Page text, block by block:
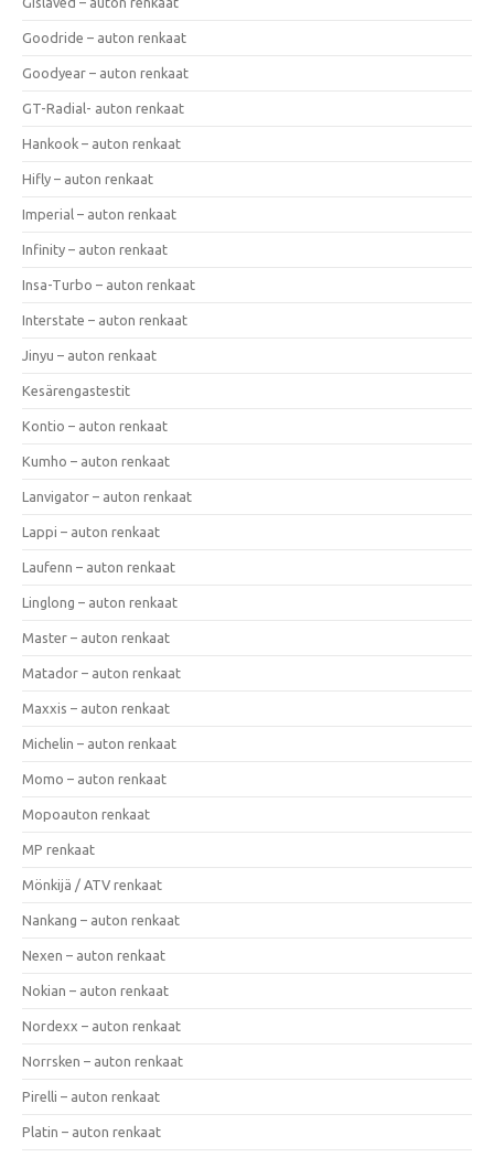
Goodride – auton renkaat
Goodyear – auton renkaat
GT-Radial- auton renkaat
Hankook – auton renkaat
Hifly – auton renkaat
Imperial – auton renkaat
Infinity – auton renkaat
Insa-Turbo – auton renkaat
Interstate – auton renkaat
Jinyu – auton renkaat
Kesärengastestit
Kontio – auton renkaat
Kumho – auton renkaat
Lanvigator – auton renkaat
Lappi – auton renkaat
Laufenn – auton renkaat
Linglong – auton renkaat
Master – auton renkaat
Matador – auton renkaat
Maxxis – auton renkaat
Michelin – auton renkaat
Momo – auton renkaat
Mopoauton renkaat
MP renkaat
Mönkijä / ATV renkaat
Nankang – auton renkaat
Nexen – auton renkaat
Nokian – auton renkaat
Nordexx – auton renkaat
Norrsken – auton renkaat
Pirelli – auton renkaat
Platin – auton renkaat